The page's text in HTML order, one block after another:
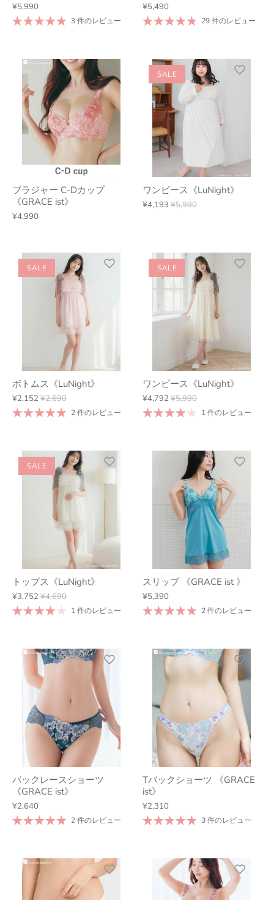
¥5,990
3 件のレビュー
¥5,490
29 件のレビュー
ブラジャー C-Dカップ
《GRACE ist》
¥4,990
SALE
ワンピース《LuNight》
¥4,193 ¥5,990
SALE
ボトムス《LuNight》
¥2,152 ¥2,690
2 件のレビュー
SALE
ワンピース《LuNight》
¥4,792 ¥5,990
1 件のレビュー
SALE
トップス《LuNight》
¥3,752 ¥4,690
1 件のレビュー
スリップ 《GRACE ist 》
¥5,390
2 件のレビュー
バックレースショーツ
《GRACE ist》
¥2,640
2 件のレビュー
Tバックショーツ 《GRACE
ist》
¥2,310
3 件のレビュー